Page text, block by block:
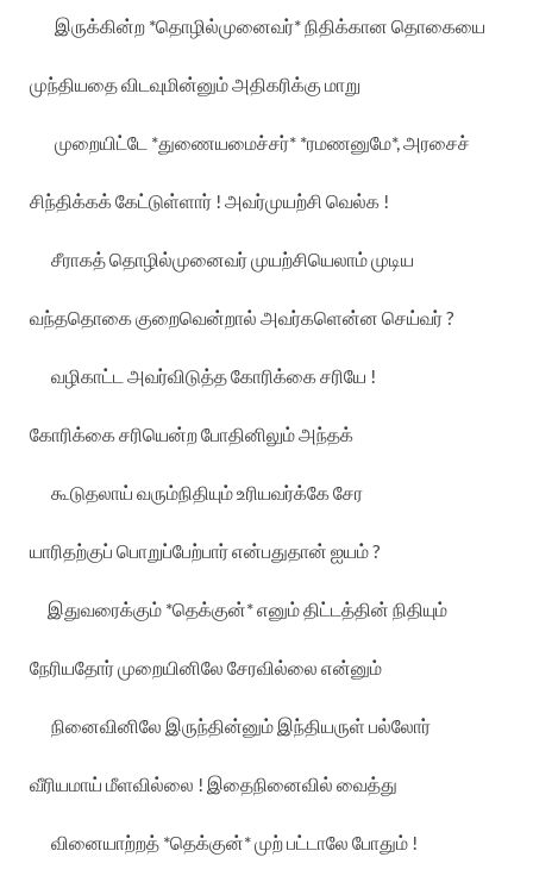
இருக்கின்ற *தொழில்முனைவர்*நிதிக்கான தொகையை
முந்தியதைவிடவுமின்னும்அதிகரிக்கு மாறு
முறையிட்டே *துணையமைச்சர்* *ரமணனுமே*, அரசைச்
சிந்திக்கக்கேட்டுள்ளார் ! அவர்முயற்சி வெல்க !
சீராகத்தொழில்முனைவர்முயற்சியெலாம்முடிய
வந்ததொகைகுறைவென்றால் அவர்களென்ன செய்வர்?
வழிகாட்ட அவர்விடுத்தகோரிக்கைசரியே !
கோரிக்கைசரியென்றபோதினிலும்அந்தக்
கூடுதலாய் வரும்நிதியும்உரியவர்க்கேசேர
யாரிதற்குப் பொறுப்பேற்பார்என்பதுதான் ஐயம்?
இதுவரைக்கும் *தெக்குன்*எனும்திட்டத்தின் நிதியும்
நேரியதோர்முறையினிலே சேரவில்லை என்னும்
நினைவினிலே இருந்தின்னும் இந்தியருள் பல்லோர்
வீரியமாய் மீளவில்லை ! இதைநினைவில் வைத்து
வினையாற்றத் *தெக்குன்*முற்பட்டாலே போதும் !